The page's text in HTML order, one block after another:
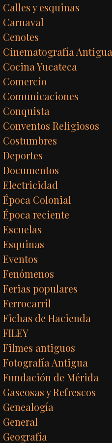
Calles y esquinas
Carnaval
Cenotes
Cinematografía Antigua
Cocina Yucateca
Comercio
Comunicaciones
Conquista
Conventos Religiosos
Costumbres
Deportes
Documentos
Electricidad
Época Colonial
Época reciente
Escuelas
Esquinas
Eventos
Fenómenos
Ferias populares
Ferrocarril
Fichas de Hacienda
FILEY
Filmes antiguos
Fotografía Antigua
Fundación de Mérida
Gaseosas y Refrescos
Genealogía
General
Geografía